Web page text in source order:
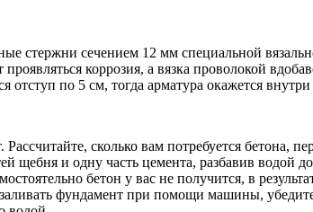
стержни сечением 12 мм специальной
коррозия, а вязка проволокой
отступ по 5 см, тогда арматура окажется
Рассчитайте, сколько вам потребуется
щебня и одну часть цемента, разбавив водой
бетон у вас не получится, в
фундамент при помощи машины,